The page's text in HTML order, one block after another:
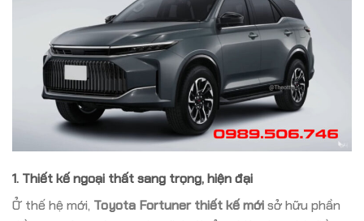
1. Thiết kế ngoại thất sang trọng, hiện đại
Ở thế hệ mới, Toyota Fortuner thiết kế mớisở hữu phần